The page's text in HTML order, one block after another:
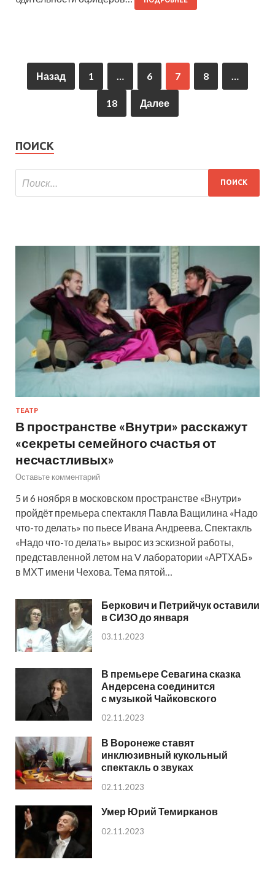
Назад 1 6 7 8
18 Далее
ПОИСК
ТЕАТР
В пространстве «Внутри» расскажут
«секреты семейного счастья от
несчастливых»
Оставьте комментарий
5 и 6 ноября в московском пространстве «Внутри»
пройдёт премьера спектакля Павла Ващилина «Надо
что-то делать» по пьесе Ивана Андреева. Спектакль
«Надо что-то делать» вырос из эскизной работы,
представленной летом на V лаборатории «АРТХАБ»
в МХТ имени Чехова. Тема пятой…
Беркович и Петрийчук оставили
в СИЗО до января
03.11.2023
В премьере Севагина сказка
Андерсена соединится
с музыкой Чайковского
02.11.2023
В Воронеже ставят
инклюзивный кукольный
спектакль о звуках
02.11.2023
Умер Юрий Темирканов
02.11.2023